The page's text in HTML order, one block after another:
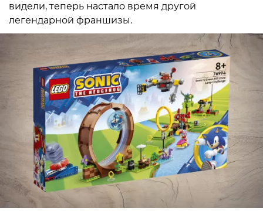
видели, теперь настало время другой
легендарной франшизы.